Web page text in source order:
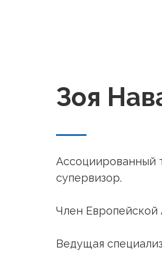
Зоя
Ассоциированный
супервизор.
Член Европейской
Ведущая